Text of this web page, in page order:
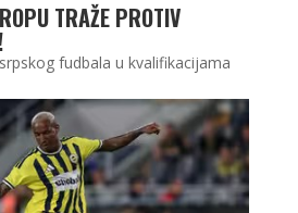
TRAŽE PROTIV
fudbala u kvalifikacijama